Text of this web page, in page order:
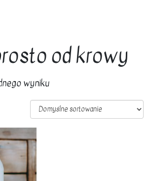
od krowy
wyniku